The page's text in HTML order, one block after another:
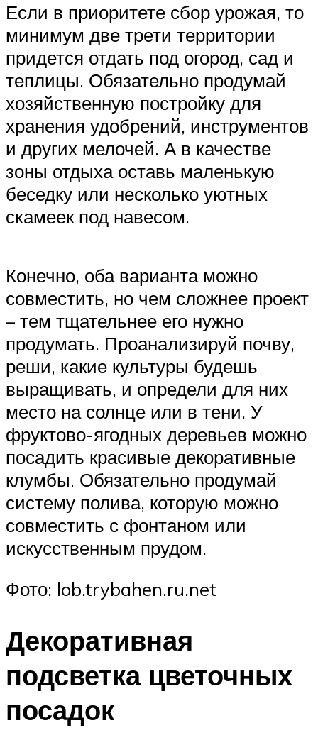
Если в приоритете сбор урожая, то
минимум две трети территории
придется отдать под огород, сад и
теплицы. Обязательно продумай
хозяйственную постройку для
хранения удобрений, инструментов
и других мелочей. А в качестве
зоны отдыха оставь маленькую
беседку или несколько уютных
скамеек под навесом.
Конечно, оба варианта можно
совместить, но чем сложнее проект
– тем тщательнее его нужно
продумать. Проанализируй почву,
реши, какие культуры будешь
выращивать, и определи для них
место на солнце или в тени. У
фруктово-ягодных деревьев можно
посадить красивые декоративные
клумбы. Обязательно продумай
систему полива, которую можно
совместить с фонтаном или
искусственным прудом.
Фото: lob.trybahen.ru.net
Декоративная
подсветка цветочных
посадок